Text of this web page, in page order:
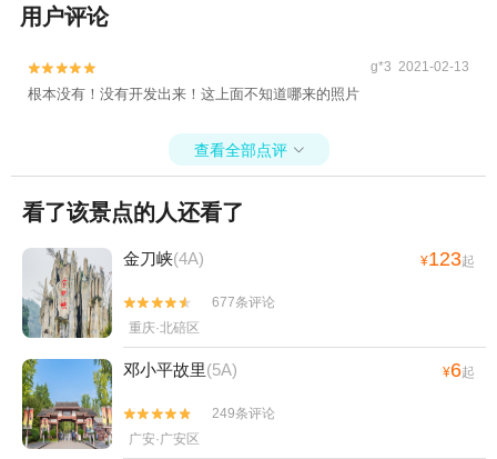
用户评论

 g*3 2021-02-13
根本没有！没有开发出来！这上面不知道哪来的照片
查看全部点评 
看了该景点的人还看了
金刀峡(4A) ¥123起


677条评论
重庆·北碚区
邓小平故里(5A) ¥6起


249条评论
广安·广安区